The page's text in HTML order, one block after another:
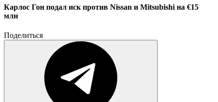
Карлос Гон подал иск против Nissan и Mitsubishi на €15
млн
Поделиться